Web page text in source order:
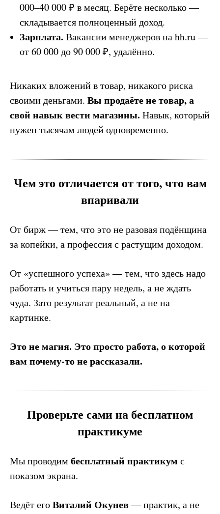
000–40 000 ₽ в месяц. Берёте несколько —
складывается полноценный доход.
Зарплата. Вакансии менеджеров на hh.ru —
от 60 000 до 90 000 ₽, удалённо.
Никаких вложений в товар, никакого риска
своими деньгами. Вы продаёте не товар, а
свой навык вести магазины. Навык, который
нужен тысячам людей одновременно.
Чем это отличается от того, что вам
впаривали
От бирж — тем, что это не разовая подёнщина
за копейки, а профессия с растущим доходом.
От «успешного успеха» — тем, что здесь надо
работать и учиться пару недель, а не ждать
чуда. Зато результат реальный, а не на
картинке.
Это не магия. Это просто работа, о которой
вам почему-то не рассказали.
Проверьте сами на бесплатном
практикуме
Мы проводим бесплатный практикум с
показом экрана.
Ведёт егоВиталий Окунев— практик, а не